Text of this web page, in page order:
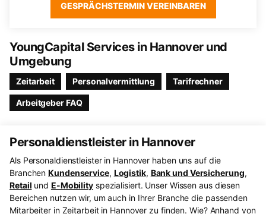
GESPRÄCHSTERMIN VEREINBAREN
YoungCapital Services in Hannover und
Umgebung
Zeitarbeit Personalvermittlung Tarifrechner
Arbeitgeber FAQ
Personaldienstleister in Hannover
Als Personaldienstleister in Hannover haben uns auf die
BranchenKundenservice, Logistik, Bank und Versicherung,
Retail und E-Mobilityspezialisiert. Unser Wissen aus diesen
Bereichen nutzen wir, um auch in Ihrer Branche die passenden
Mitarbeiter in Zeitarbeit in Hannover zu finden. Wie? Anhand von